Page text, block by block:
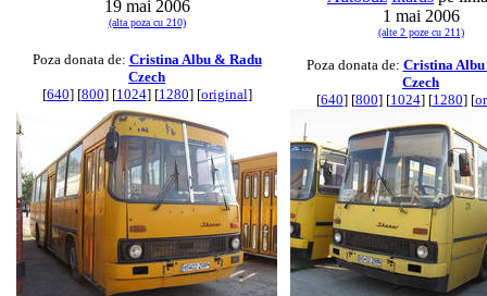
19 mai 2006
(alta poza cu 210)
1 mai 2006
(alte 2 poze cu 211)
Poza donata de: Cristina Albu & Radu
Czech
[640] [800] [1024] [1280] [original]
Poza donata de: Cristina
Czech
[640] [800] [1024] [1280] [